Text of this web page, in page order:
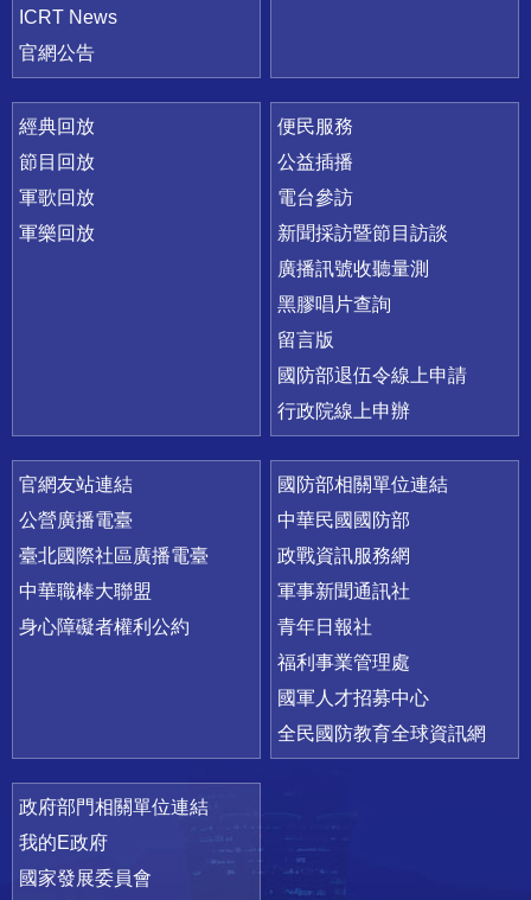
ICRT News
官網公告
經典回放
節目回放
軍歌回放
軍樂回放
便民服務
公益插播
電台參訪
新聞採訪暨節目訪談
廣播訊號收聽量測
黑膠唱片查詢
留言版
國防部退伍令線上申請
行政院線上申辦
官網友站連結
公營廣播電臺
臺北國際社區廣播電臺
中華職棒大聯盟
身心障礙者權利公約
國防部相關單位連結
中華民國國防部
政戰資訊服務網
軍事新聞通訊社
青年日報社
福利事業管理處
國軍人才招募中心
全民國防教育全球資訊網
政府部門相關單位連結
我的E政府
國家發展委員會